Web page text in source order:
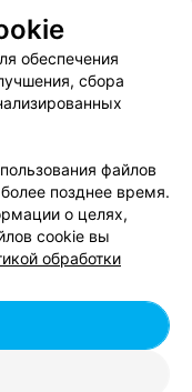
Способы оплаты
сервиса
relax.by
cookie
данных
Беларусь, г. Минск,
обеспечения
сбора
файлов
позднее время.
о целях,
cookie вы
обработки